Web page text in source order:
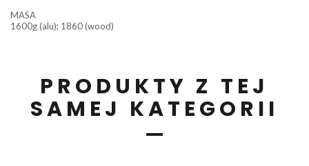
MASA
1600g (alu); 1860 (wood)
PRODUKTY Z TEJ
SAMEJ KATEGORII